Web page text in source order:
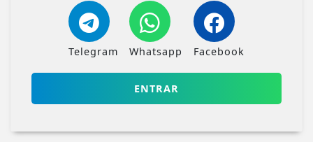
Telegram Whatsapp Facebook
ENTRAR